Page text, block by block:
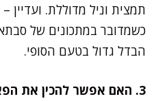
תמצית וניל מדוללת. ועדיין
כשמדובר במתכונים של
הבדל גדול בטעם הסופי.
3. האם אפשר להכין את הפאי מראש?